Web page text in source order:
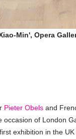
Min', Opera
Pieter Obels and
of London
first exhibition in the